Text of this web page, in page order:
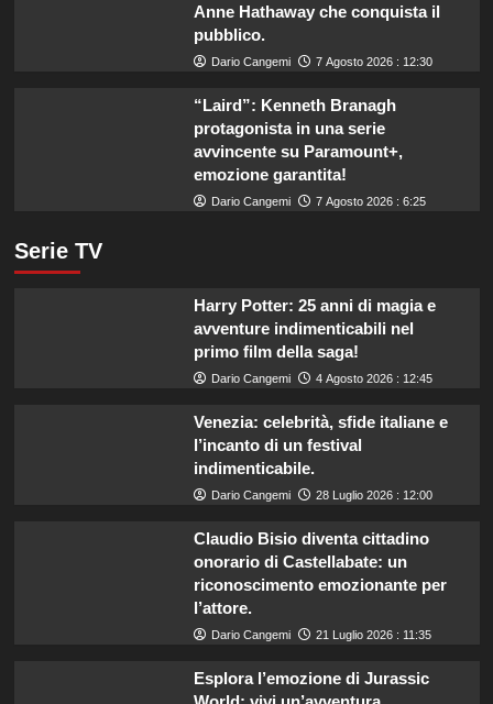
Anne Hathaway che conquista il
pubblico.
Dario Cangemi 7 Agosto 2026 : 12:30
“Laird”: Kenneth Branagh
protagonista in una serie
avvincente su Paramount+,
emozione garantita!
Dario Cangemi 7 Agosto 2026 : 6:25
Serie TV
Harry Potter: 25 anni di magia e
avventure indimenticabili nel
primo film della saga!
Dario Cangemi 4 Agosto 2026 : 12:45
Venezia: celebrità, sfide italiane e
l’incanto di un festival
indimenticabile.
Dario Cangemi 28 Luglio 2026 : 12:00
Claudio Bisio diventa cittadino
onorario di Castellabate: un
riconoscimento emozionante per
l’attore.
Dario Cangemi 21 Luglio 2026 : 11:35
Esplora l’emozione di Jurassic